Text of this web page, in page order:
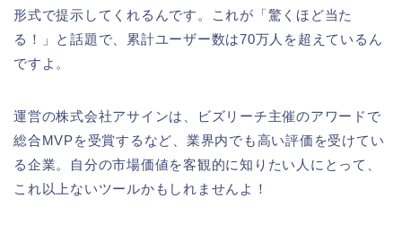
形式で提示してくれるんです。これが「驚くほど当た
る！」と話題で、累計ユーザー数は70万人を超えているん
ですよ。
運営の株式会社アサインは、ビズリーチ主催のアワードで
総合MVPを受賞するなど、業界内でも高い評価を受けてい
る企業。自分の市場価値を客観的に知りたい人にとって、
これ以上ないツールかもしれませんよ！